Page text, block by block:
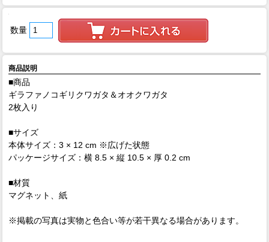
数量
商品説明
■商品
ギラファノコギリクワガタ＆オオクワガタ
2枚入り
■サイズ
本体サイズ：3 × 12 cm ※広げた状態
パッケージサイズ：横 8.5 × 縦 10.5 × 厚 0.2 cm
■材質
マグネット、紙
※掲載の写真は実物と色合い等が若干異なる場合があります。